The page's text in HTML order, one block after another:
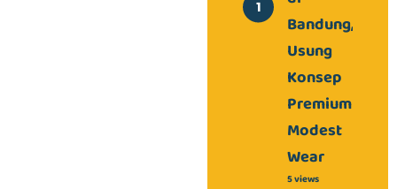
Bandung,
Usung
Konsep
Premium
Modest
Wear
5 views